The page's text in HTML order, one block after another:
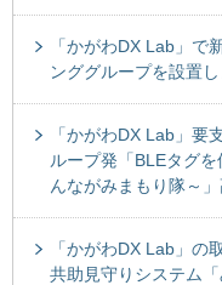
「かがわDX Lab」で
ンググループを設置し
「かがわDX Lab」要
ループ発「BLEタグ
んながみまもり隊～
「かがわDX Lab」の
共助見守りシステム